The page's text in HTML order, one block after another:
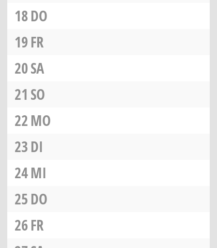
18DO
19FR
20SA
21 SO
22MO
23DI
24MI
25DO
26FR